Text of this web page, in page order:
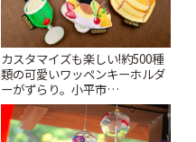
カスタマイズも楽しい!約500種
類の可愛いワッペンキーホルダ
ーがずらり。小平市
「Kimamaya T&K」 | ことりっ
ぷ